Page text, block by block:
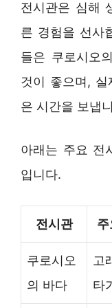
전시관은 심해
른 경험을 선사
들은 쿠로시오
것이 좋으며,
은 시간을 보냅
아래는 주요 전
입니다.
전시관
쿠로시오
의 바다
고
타